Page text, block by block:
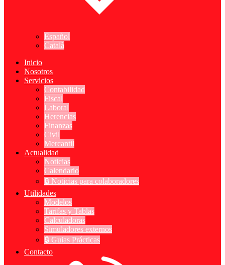
Español
Català
Inicio
Nosotros
Servicios
Contabilidad
Fiscal
Laboral
Herencias
Finanzas
Civil
Mercantil
Actualidad
Noticias
Calendario
🔒 Noticias para colaboradores
Utilidades
Modelos
Tarifas y Tablas
Calculadoras
Simuladores externos
🔒 Guias Prácticas
Contacto